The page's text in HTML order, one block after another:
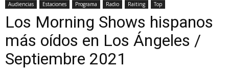
Audiencias Estaciones Programa Radio Raiting Top
Los Morning Shows hispanos
más oídos en Los Ángeles /
Septiembre 2021